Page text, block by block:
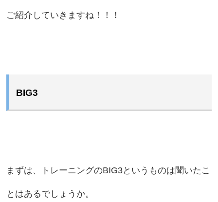
ご紹介していきますね！！！
BIG3
まずは、トレーニングのBIG3というものは聞いたこ
とはあるでしょうか。